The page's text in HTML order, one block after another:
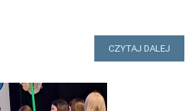
CZYTAJ DALEJ